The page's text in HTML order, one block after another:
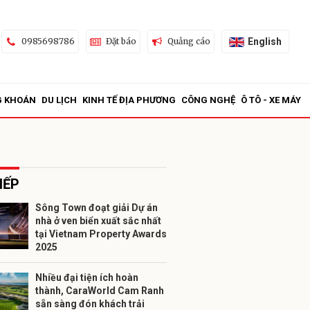
0985698786 Đặt báo Quảng cáo English
KHOÁN DU LỊCH KINH TẾ ĐỊA PHƯƠNG CÔNG NGHỆ Ô TÔ - XE MÁY
Sông Town đoạt giải Dự án
nhà ở ven biển xuất sắc nhất
tại Vietnam Property Awards
2025
Nhiều đại tiện ích hoàn
thành, CaraWorld Cam Ranh
sẵn sàng đón khách trải